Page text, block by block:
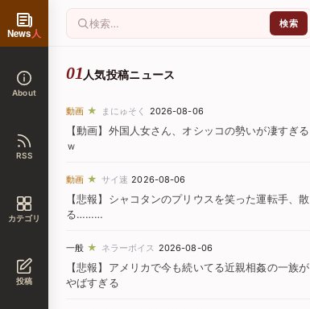
News人
About
RSS
カテゴリ
投稿
人気投稿ニュース
動画 ★ まにゅそく 2026-08-06
【動画】外国人女さん、オシッコの勢いが凄すぎる
ｗ
動画 ★ サイ速 2026-08-06
【悲報】シャコタンのプリウスを笑った運転手、散
る………
一般 ★ ネラーボイス 2026-08-06
【悲報】アメリカで今も続いてる近親相姦の一族が
やばすぎる